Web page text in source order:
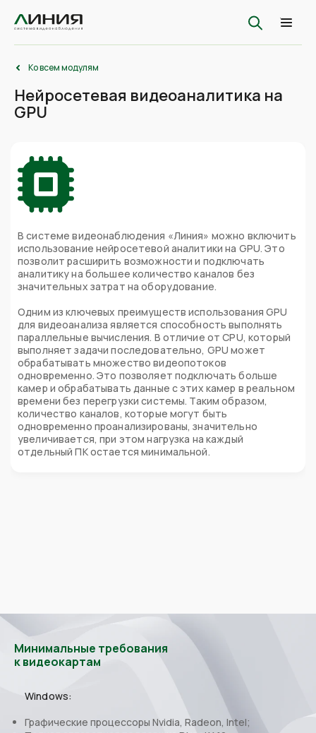
Ко всем модулям
Нейросетевая видеоаналитика на
GPU
В системе видеонаблюдения «Линия» можно включить
использование нейросетевой аналитики на GPU. Это
позволит расширить возможности и подключать
аналитику на большее количество каналов без
значительных затрат на оборудование.
Одним из ключевых преимуществ использования GPU
для видеоанализа является способность выполнять
параллельные вычисления. В отличие от CPU, который
выполняет задачи последовательно, GPU может
обрабатывать множество видеопотоков
одновременно. Это позволяет подключать больше
камер и обрабатывать данные с этих камер в реальном
времени без перегрузки системы. Таким образом,
количество каналов, которые могут быть
одновременно проанализированы, значительно
увеличивается, при этом нагрузка на каждый
отдельный ПК остается минимальной.
Минимальные требования
к видеокартам
Windows:
Графические процессоры Nvidia, Radeon, Intel;